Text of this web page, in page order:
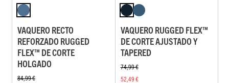
VAQUERO RECTO
REFORZADO RUGGED
FLEX™ DE CORTE
HOLGADO
84,99 €
VAQUERO RUGGED FLEX™
DE CORTE AJUSTADO Y
TAPERED
74,99 €
52,49 €